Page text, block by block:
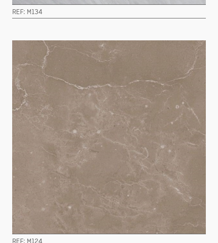
REF: M134